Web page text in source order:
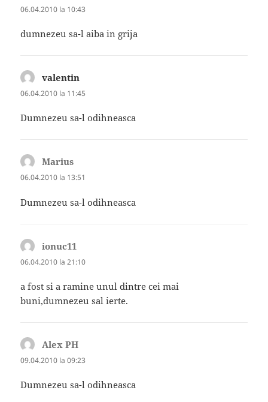
06.04.2010 la 10:43
dumnezeu sa-l aiba in grija
valentin
06.04.2010 la 11:45
Dumnezeu sa-l odihneasca
Marius
06.04.2010 la 13:51
Dumnezeu sa-l odihneasca
ionuc11
06.04.2010 la 21:10
a fost si a ramine unul dintre cei mai
buni,dumnezeu sal ierte.
Alex PH
09.04.2010 la 09:23
Dumnezeu sa-l odihneasca